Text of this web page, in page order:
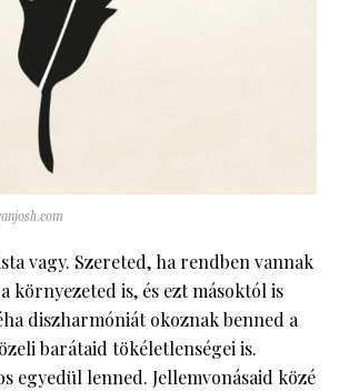
vagy. Szereted, ha rendben vannak
környezeted is, és ezt másoktól is
diszharmóniát okoznak benned a
barátaid tökéletlenségei is.
egyedül lenned. Jellemvonásaid közé